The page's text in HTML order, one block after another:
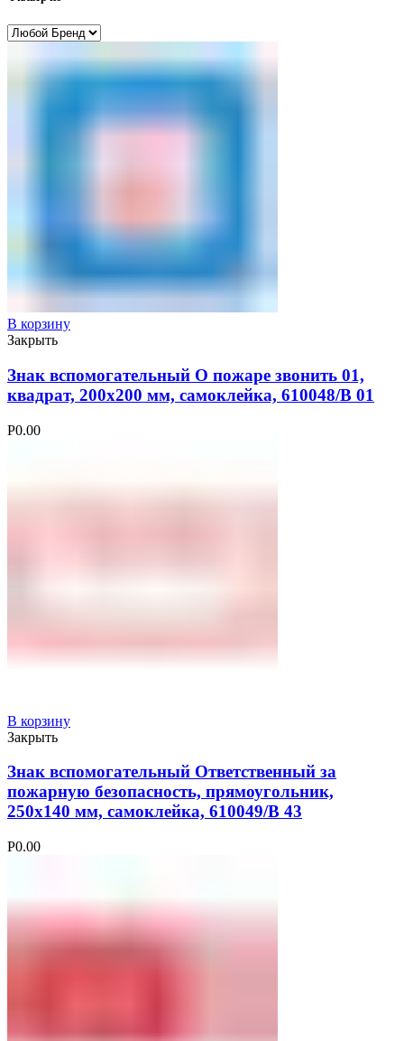
В корзину
Закрыть
Знак вспомогательный О пожаре звонить 01,
квадрат, 200х200 мм, самоклейка, 610048/В 01
Р0.00
В корзину
Закрыть
Знак вспомогательный Ответственный за
пожарную безопасность, прямоугольник,
250х140 мм, самоклейка, 610049/В 43
Р0.00